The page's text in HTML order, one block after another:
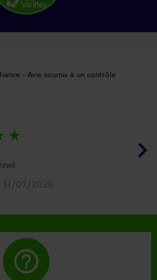
- Avis soumis à un contrôle
keyboard_arrow_right
star_rate
31/07/2026
help_outline